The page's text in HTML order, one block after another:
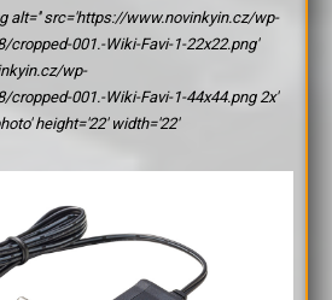
alt='' src='https://www.novinkyin.cz/wp-
001.-Wiki-Favi-1-22x22.png'
wp-
001.-Wiki-Favi-1-44x44.png 2x'
height='22' width='22'